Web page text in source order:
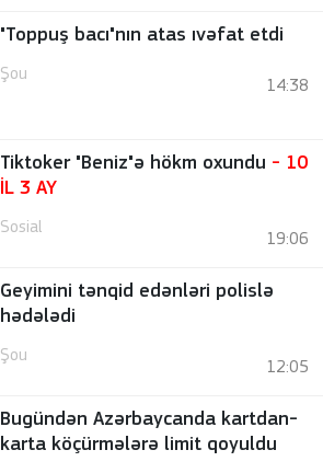
"Toppuş bacı"nın atas ıvəfat etdi
Şou
14:38
Tiktoker "Beniz"ə hökm oxundu - 10
İL 3 AY
Sosial
19:06
Geyimini tənqid edənləri polislə
hədələdi
Şou
12:05
Bugündən Azərbaycanda kartdan-
karta köçürmələrə limit qoyuldu